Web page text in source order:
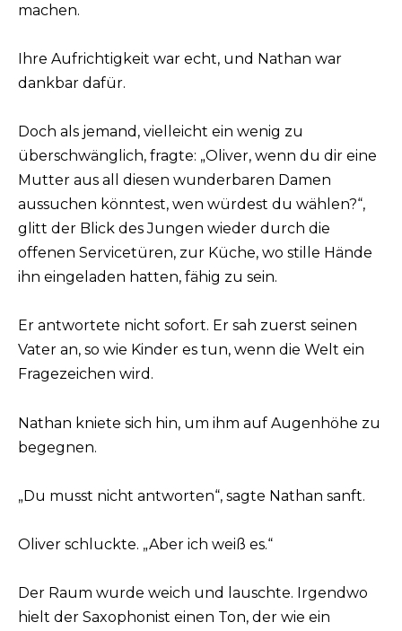
machen.
Ihre Aufrichtigkeit war echt, und Nathan war
dankbar dafür.
Doch als jemand, vielleicht ein wenig zu
überschwänglich, fragte: „Oliver, wenn du dir eine
Mutter aus all diesen wunderbaren Damen
aussuchen könntest, wen würdest du wählen?“,
glitt der Blick des Jungen wieder durch die
offenen Servicetüren, zur Küche, wo stille Hände
ihn eingeladen hatten, fähig zu sein.
Er antwortete nicht sofort. Er sah zuerst seinen
Vater an, so wie Kinder es tun, wenn die Welt ein
Fragezeichen wird.
Nathan kniete sich hin, um ihm auf Augenhöhe zu
begegnen.
„Du musst nicht antworten“, sagte Nathan sanft.
Oliver schluckte. „Aber ich weiß es.“
Der Raum wurde weich und lauschte. Irgendwo
hielt der Saxophonist einen Ton, der wie ein